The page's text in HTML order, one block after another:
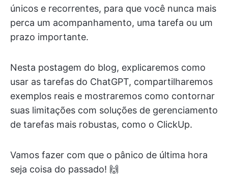
únicos e recorrentes, para que você nunca mais
perca um acompanhamento, uma tarefa ou um
prazo importante.
Nesta postagem do blog, explicaremos como
usar as tarefas do ChatGPT, compartilharemos
exemplos reais e mostraremos como contornar
suas limitações com soluções de gerenciamento
de tarefas mais robustas, como o ClickUp.
Vamos fazer com que o pânico de última hora
seja coisa do passado! 🙌